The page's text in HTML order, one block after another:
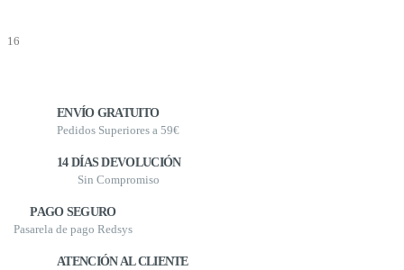
ENVÍO GRATUITO
Pedidos Superiores a 59€
14 DÍAS DEVOLUCIÓN
Sin Compromiso
PAGO SEGURO
Pasarela de pago Redsys
ATENCIÓN AL CLIENTE